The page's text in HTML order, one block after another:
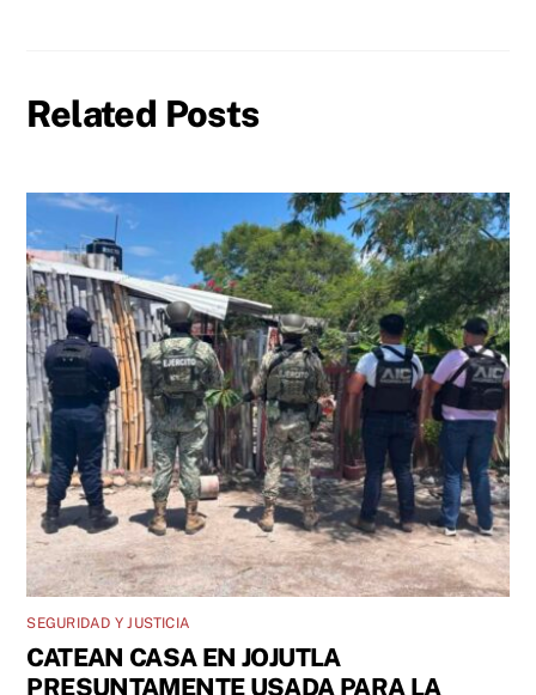
Related Posts
SEGURIDAD Y JUSTICIA
CATEAN CASA EN JOJUTLA
PRESUNTAMENTE USADA PARA LA